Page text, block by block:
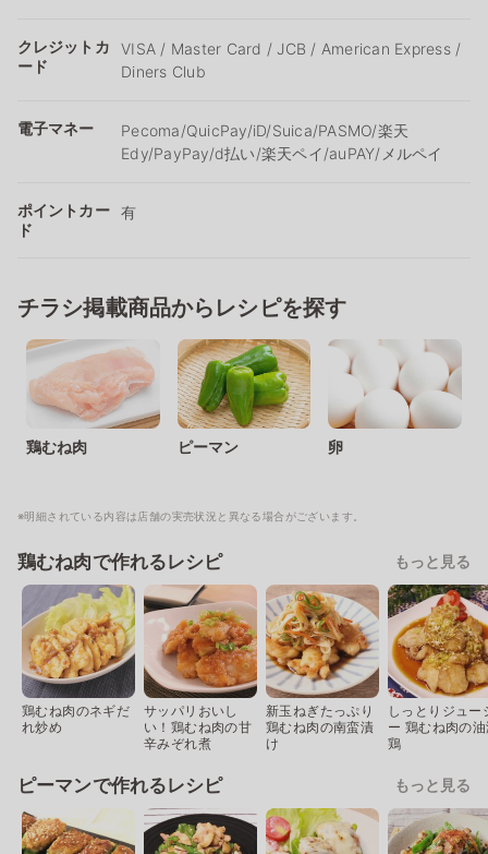
クレジットカ
ード
VISA / Master Card / JCB / American Express /
Diners Club
電子マネー
Pecoma/QuicPay/iD/Suica/PASMO/楽天
Edy/PayPay/d払い/楽天ペイ/auPAY/メルペイ
ポイントカー
ド
有
チラシ掲載商品からレシピを探す
鶏むね肉 ピーマン 卵
※明細されている内容は店舗の実売状況と異なる場合がございます。
鶏むね肉で作れるレシピ もっと見る
鶏むね肉のネギだ
れ炒め
サッパリおいし
い！鶏むね肉の甘
辛みぞれ煮
新玉ねぎたっぷり
鶏むね肉の南蛮漬
け
しっとりジュー
ー 鶏むね肉の
鶏
ピーマンで作れるレシピ もっと見る